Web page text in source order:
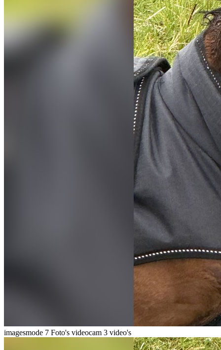
imagesmode 7 Foto's videocam 3 video's